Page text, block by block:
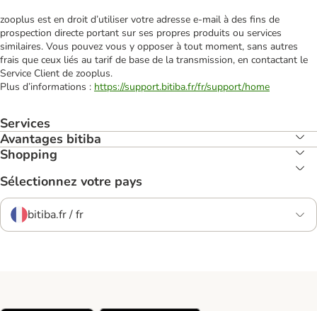
zooplus est en droit d’utiliser votre adresse e‑mail à des fins de
prospection directe portant sur ses propres produits ou services
similaires. Vous pouvez vous y opposer à tout moment, sans autres
frais que ceux liés au tarif de base de la transmission, en contactant le
Service Client de zooplus.
Plus d’informations : https://support.bitiba.fr/fr/support/home
Services
Avantages bitiba
Shopping
Sélectionnez votre pays
bitiba.fr / fr